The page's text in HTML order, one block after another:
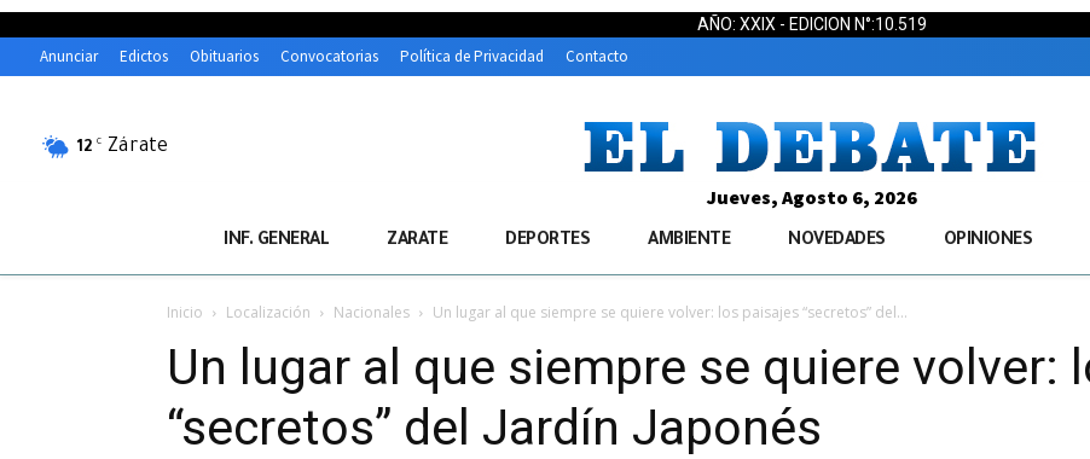
AÑO: XXIX - EDICION N°:10.519
Anunciar Edictos Obituarios Convocatorias Política de Privacidad Contacto
12 C Zárate
Jueves, Agosto 6, 2026
INF. GENERAL ZARATE DEPORTES AMBIENTE NOVEDADES OPINIONES
Inicio Localización Nacionales Un lugar al que siempre se quiere volver: los paisajes “secretos” del...
Un lugar al que siempre se quiere volver:
“secretos” del Jardín Japonés